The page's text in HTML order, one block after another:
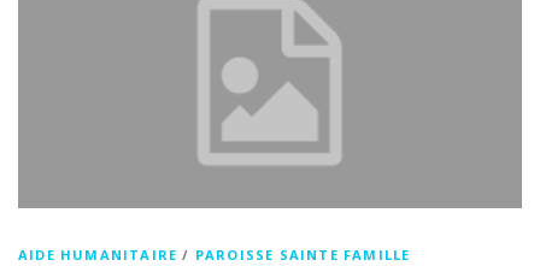
AIDE HUMANITAIRE / PAROISSE SAINTE FAMILLE